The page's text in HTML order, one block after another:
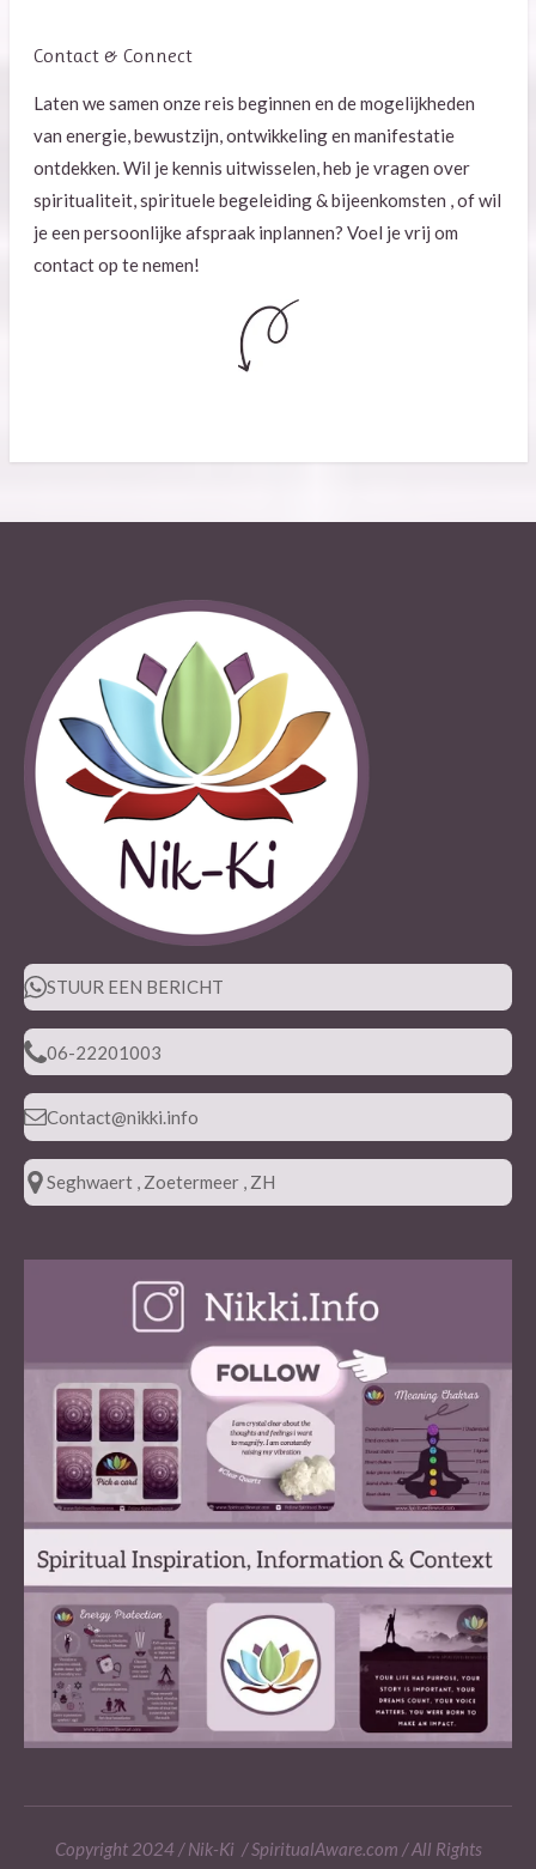
Contact & Connect
Laten we samen onze reis beginnen en de mogelijkheden
van energie, bewustzijn, ontwikkeling en manifestatie
ontdekken. Wil je kennis uitwisselen, heb je vragen over
spiritualiteit, spirituele begeleiding & bijeenkomsten , of wil
je een persoonlijke afspraak inplannen? Voel je vrij om
contact op te nemen!
STUUR EEN BERICHT
06-22201003
Contact@nikki.info
Seghwaert , Zoetermeer , ZH
Copyright 2024 / Nik-Ki / SpiritualAware.com / All Rights